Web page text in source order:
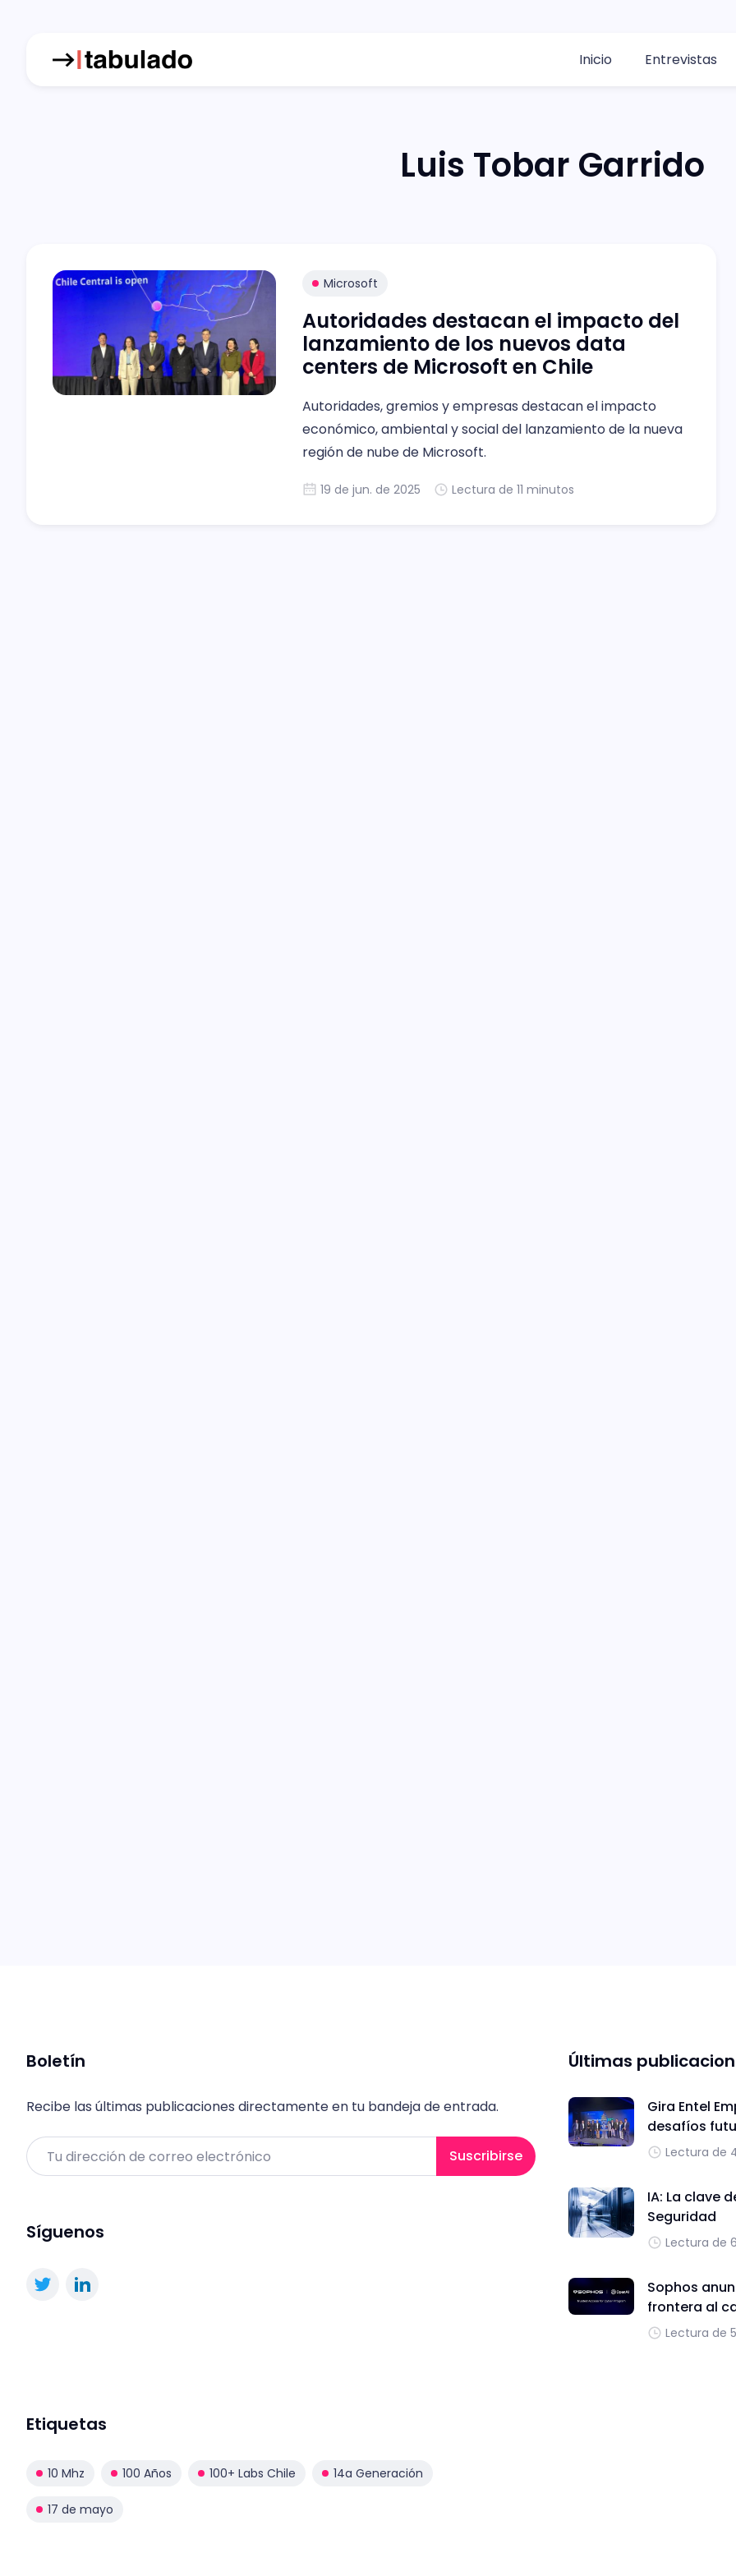
Inicio Entrevistas
Luis Tobar Garrido
Microsoft
Autoridades destacan el impacto del
lanzamiento de los nuevos data
centers de Microsoft en Chile
Autoridades, gremios y empresas destacan el impacto
económico, ambiental y social del lanzamiento de la nueva
región de nube de Microsoft.
19 de jun. de 2025 Lectura de 11 minutos
Boletín
Recibe las últimas publicaciones directamente en tu bandeja de entrada.
Email Suscribirse
Síguenos
Últimas
Gira Entel
desafíos
Lectura de
IA: La clave
Seguridad
Lectura de
Sophos
frontera al
Lectura de
Etiquetas
10 Mhz 100 Años 100+ Labs Chile 14a Generación
17 de mayo